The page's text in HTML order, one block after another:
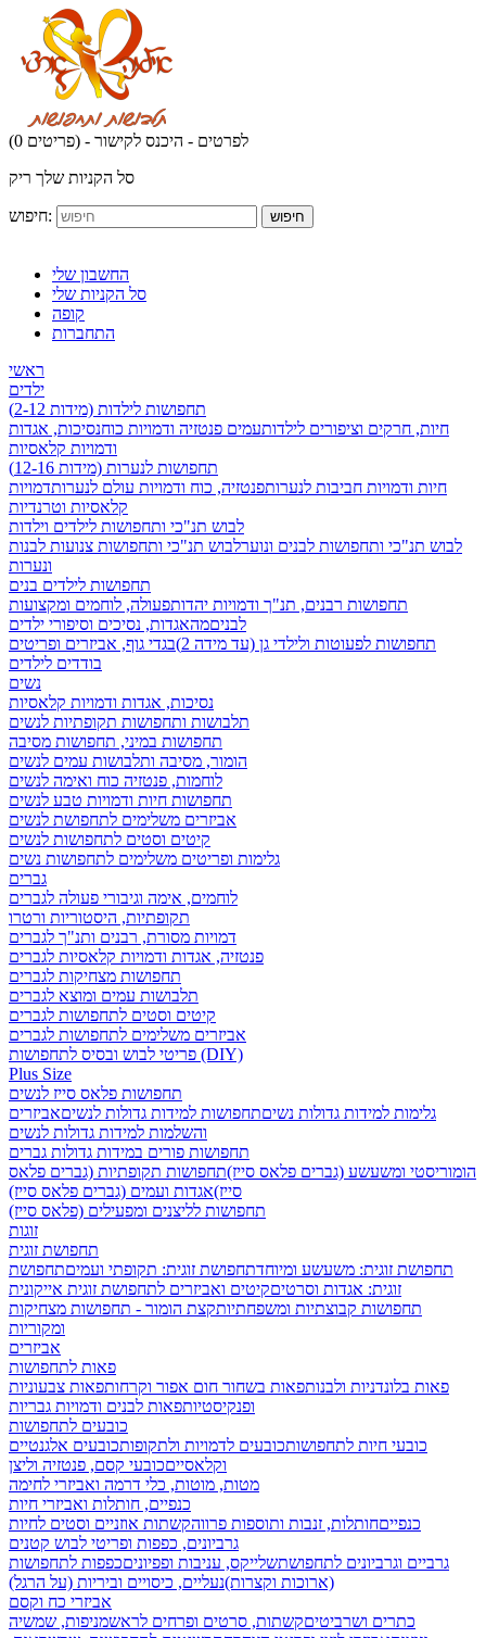
(0 פריטים) - לפרטים - היכנס לקישור
סל הקניות שלך ריק
חיפוש: חיפוש
החשבון שלי
סל הקניות שלי
קופה
התחברות
ראשי
ילדים
תחפושות לילדות (מידות 2-12)
חיות, חרקים וציפורים לילדותעמים פנטזיה ודמויות כוחנסיכות, אגדות
ודמויות קלאסיות
תחפושות לנערות (מידות 12-16)
חיות ודמויות חביבות לנערותפנטזיה, כוח ודמויות עולם לנערותדמויות
קלאסיות וטרנדיות
לבוש תנ"כי ותחפושות לילדים וילדות
לבוש תנ"כי ותחפושות לבנים ונוערלבוש תנ"כי ותחפושות צנועות לבנות
ונערות
תחפושות לילדים בנים
תחפושות רבנים, תנ"ך ודמויות יהדותפעולה, לוחמים ומקצועות
לבניםמהאגדות, נסיכים וסיפורי ילדים
תחפושות לפעוטות ולילדי גן (עד מידה 2)
בגדי גוף, אביזרים ופריטים
בודדים לילדים
נשים
נסיכות, אגדות ודמויות קלאסיות
תלבושות ותחפושות תקופתיות לנשים
תחפושות במיני, תחפושות מסיבה
הומור, מסיבה ותלבושות עמים לנשים
לוחמות, פנטזיה כוח ואימה לנשים
תחפושות חיות ודמויות טבע לנשים
אביזרים משלימים לתחפושת לנשים
קיטים וסטים לתחפושות לנשים
גלימות ופריטים משלימים לתחפושות נשים
גברים
לוחמים, אימה וגיבורי פעולה לגברים
תקופתיות, היסטוריות ורטרו
דמויות מסורת, רבנים ותנ"ך לגברים
פנטזיה, אגדות ודמויות קלאסיות לגברים
תחפושות מצחיקות לגברים
תלבושות עמים ומוצא לגברים
קיטים וסטים לתחפושות לגברים
אביזרים משלימים לתחפושות לגברים
פריטי לבוש ובסיס לתחפושות (DIY)
Plus Size
תחפושות פלאס סייז לנשים
גלימות למידות גדולות נשיםתחפושות למידות גדולות לנשיםאביזרים
והשלמות למידות גדולות לנשים
תחפושות פורים במידות גדולות גברים
הומוריסטי ומשעשע (גברים פלאס סייז)תחפושות תקופתיות (גברים פלאס
סייז)אגדות ועמים (גברים פלאס סייז)
תחפושות לליצנים ומפעילים (פלאס סייז)
זוגות
תחפושת זוגית
תחפושת זוגית: משעשע ומיוחדתחפושת זוגית: תקופתי ועמיםתחפושת
זוגית: אגדות וסרטיםקיטים ואביזרים לתחפושת זוגית אייקונית
תחפושות קבוצתיות ומשפחתיותקצת הומור - תחפושות מצחיקות
ומקוריות
אביזרים
פאות לתחפושות
פאות בלונדניות ולבנותפאות בשחור חום אפור וקרחותפאות צבעוניות
ופנקיסטיותפאות לבנים ודמויות גבריות
כובעים לתחפושות
כובעי חיות לתחפושותכובעים לדמויות ולתקופותכובעים אלגנטיים
וקלאסייםכובעי קסם, פנטזיה וליצן
מטות, מוטות, כלי דרמה ואביזרי לחימה
כנפיים, חותלות ואביזרי חיות
כנפייםחותלות, זנבות ותוספות פרווהקשתות אוזניים וסטים לחיות
גרביונים, כפפות ופריטי לבוש קטנים
גרביים וגרביונים לתחפושתשלייקס, עניבות ופפיוניםכפפות לתחפושות
(ארוכות וקצרות)נעליים, כיסויים וביריות (על הרגל)
אביזרי כח וקסם
כתרים ושרביטיםקשתות, סרטים ופרחים לראשמניפות, שמשיה